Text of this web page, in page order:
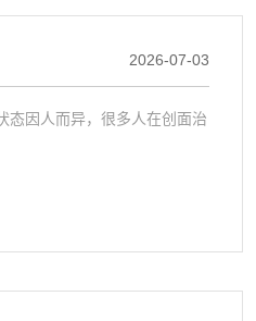
2026-07-03
态因人而异，很多人在创面治